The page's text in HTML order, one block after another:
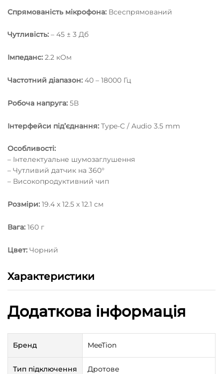
Спрямованість мікрофона: Всеспрямований
Чутливість: – 45 ± 3 Дб
Імпеданс: 2.2 кОм
Частотний діапазон: 40 – 18000 Гц
Робоча напруга: 5В
Інтерфейси під’єднання: Type-C / Audio 3.5 mm
Особливості:
– Інтелектуальне шумозаглушення
– Чутливий датчик на 360°
– Високопродуктивний чип
Розміри: 19.4 x 12.5 x 12.1 cм
Вага: 160 г
Цвет: Чорний
Характеристики
Додаткова інформація
Бренд MeeTion
Тип підключення Дротове